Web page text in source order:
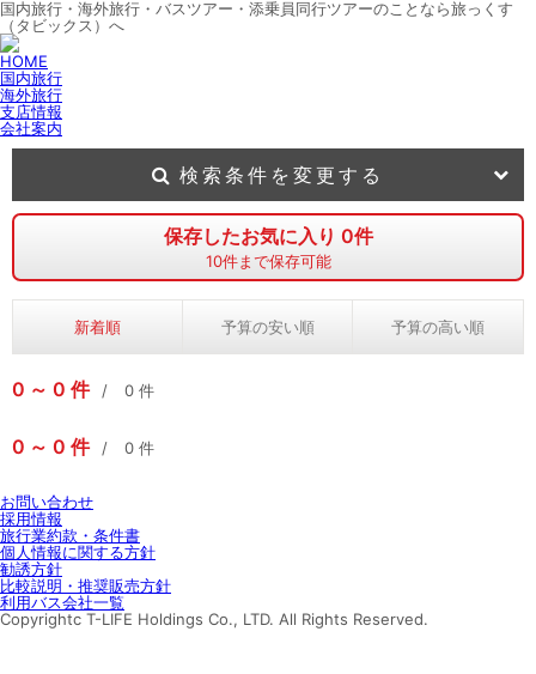
国内旅行・海外旅行・バスツアー・添乗員同行ツアーのことなら旅っくす
（タビックス）へ
HOME
国内旅行
海外旅行
支店情報
会社案内
保存したお気に入り 0件
10件まで保存可能
新着順 予算の安い順 予算の高い順
0 0 件 0 件
0 0 件 0 件
検索条件を変更する
お問い合わせ
採用情報
旅行業約款・条件書
個人情報に関する方針
勧誘方針
比較説明・推奨販売方針
利用バス会社一覧
Copyrightc T-LIFE Holdings Co., LTD. All Rights Reserved.